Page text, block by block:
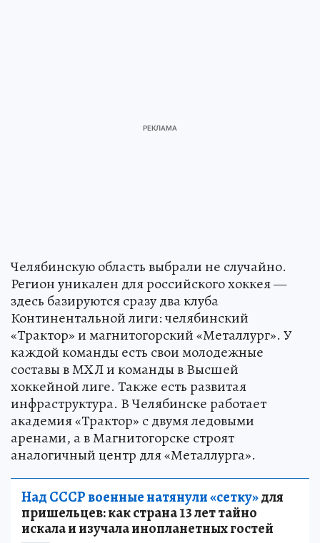
Челябинскую область выбрали не случайно.
Регион уникален для российского хоккея —
здесь базируются сразу два клуба
Континентальной лиги: челябинский
«Трактор» и магнитогорский «Металлург». У
каждой команды есть свои молодежные
составы в МХЛ и команды в Высшей
хоккейной лиге. Также есть развитая
инфраструктура. В Челябинске работает
академия «Трактор» с двумя ледовыми
аренами, а в Магнитогорске строят
аналогичный центр для «Металлурга».
Над СССР военные натянули «сетку»для
пришельцев: как страна 13 лет тайно
искала и изучала инопланетных гостей